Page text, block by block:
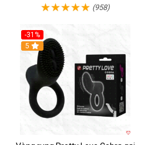
(958)
-31%
5